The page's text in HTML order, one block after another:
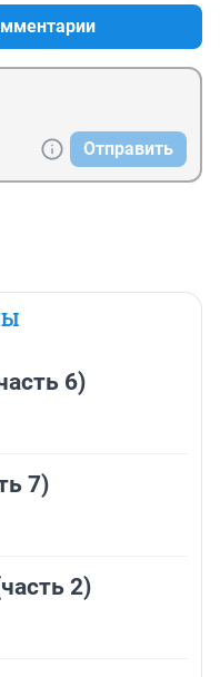
Отправить
6)
7)
2)